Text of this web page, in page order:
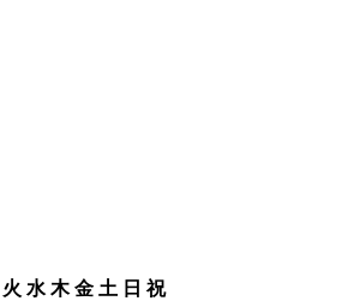
火 水 木 金 土 日 祝